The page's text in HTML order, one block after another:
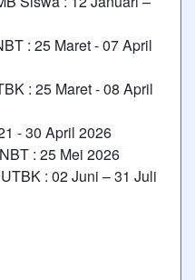
: 25 Maret - 07 April
: 25 Maret - 08 April
- 30 April 2026
: 25 Mei 2026
: 02 Juni – 31 Juli